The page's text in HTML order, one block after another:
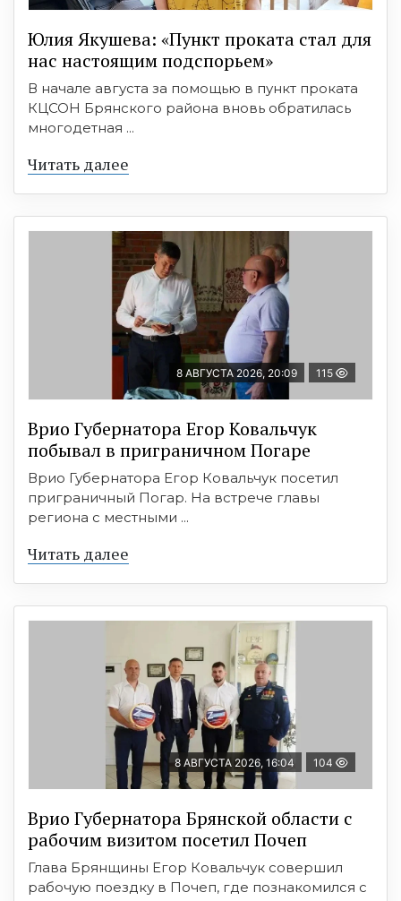
Юлия Якушева: «Пункт проката стал для
нас настоящим подспорьем»
В начале августа за помощью в пункт проката
КЦСОН Брянского района вновь обратилась
многодетная ...
Читать далее
8 АВГУСТА 2026, 20:09 115
Врио Губернатора Егор Ковальчук
побывал в приграничном Погаре
Врио Губернатора Егор Ковальчук посетил
приграничный Погар. На встрече главы
региона с местными ...
Читать далее
8 АВГУСТА 2026, 16:04 104
Врио Губернатора Брянской области с
рабочим визитом посетил Почеп
Глава Брянщины Егор Ковальчук совершил
рабочую поездку в Почеп, где познакомился с